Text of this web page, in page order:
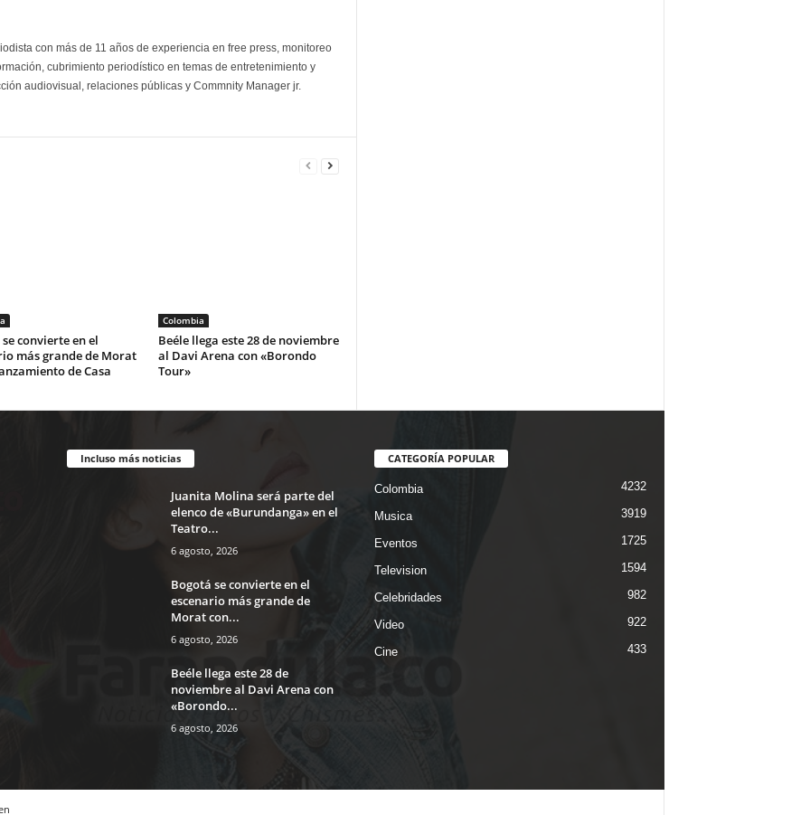
con más de 11 años de experiencia en free press, monitoreo
cubrimiento periodístico en temas de entretenimiento y
audiovisual, relaciones públicas y Commnity Manager jr.
convierte en el
más grande de Morat
de Casa
Colombia
Beéle llega este 28 de noviembre
al Davi Arena con «Borondo
Tour»
Incluso más noticias
Juanita Molina será parte del
elenco de «Burundanga» en el
Teatro...
6 agosto, 2026
Bogotá se convierte en el
escenario más grande de
Morat con...
6 agosto, 2026
Beéle llega este 28 de
noviembre al Davi Arena con
«Borondo...
6 agosto, 2026
CATEGORÍA POPULAR
Colombia 4232
Musica 3919
Eventos 1725
Television 1594
Celebridades 982
Video 922
Cine 433